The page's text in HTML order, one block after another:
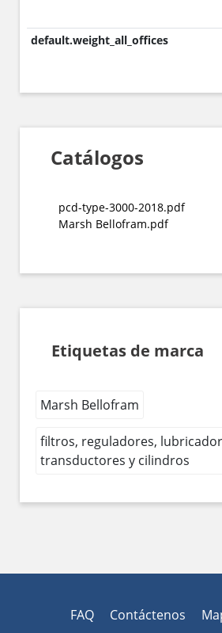
default.weight_all_offices
Catálogos
pcd-type-3000-2018.pdf
Marsh Bellofram.pdf
Etiquetas de marca
Marsh Bellofram
filtros, reguladores,
transductores y cilindros
FAQ Contáctenos